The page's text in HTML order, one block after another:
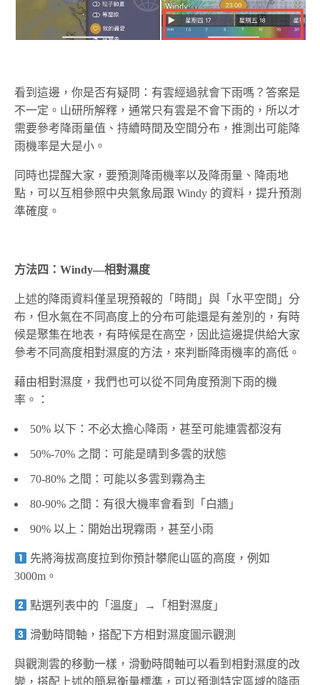
看到這邊，你是否有疑問：有雲經過就會下雨嗎？答案是
不一定。山研所解釋，通常只有雲是不會下雨的，所以才
需要參考降雨量值、持續時間及空間分布，推測出可能降
雨機率是大是小。
同時也提醒大家，要預測降雨機率以及降雨量、降雨地
點，可以互相參照中央氣象局跟 Windy 的資料，提升預測
準確度。
方法四：Windy—相對濕度
上述的降雨資料僅呈現預報的「時間」與「水平空間」分
布，但水氣在不同高度上的分布可能還是有差別的，有時
候是聚集在地表，有時候是在高空，因此這邊提供給大家
參考不同高度相對濕度的方法，來判斷降雨機率的高低。
藉由相對濕度，我們也可以從不同角度預測下雨的機
率。：
50% 以下：不必太擔心降雨，甚至可能連雲都沒有
50%-70% 之間：可能是晴到多雲的狀態
70-80% 之間：可能以多雲到霧為主
80-90% 之間：有很大機率會看到「白牆」
90% 以上：開始出現霧雨，甚至小雨
先將海拔高度拉到你預計攀爬山區的高度，例如
3000m。
點選列表中的「溫度」→「相對濕度」
滑動時間軸，搭配下方相對濕度圖示觀測
與觀測雲的移動一樣，滑動時間軸可以看到相對濕度的改
變，搭配上述的簡易衡量標準，可以預測特定區域的降雨